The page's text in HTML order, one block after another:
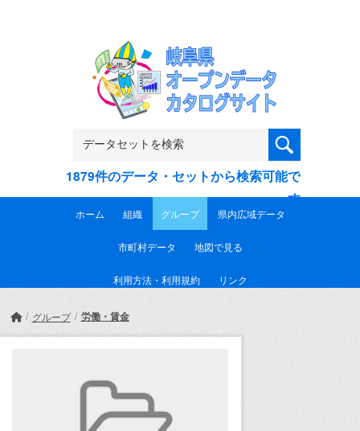
1879件のデータ・セットから検索可能で
す
ホーム 組織 グループ 県内広域データ
市町村データ 地図で見る
利用方法・利用規約 リンク
グループ 労働・賃金